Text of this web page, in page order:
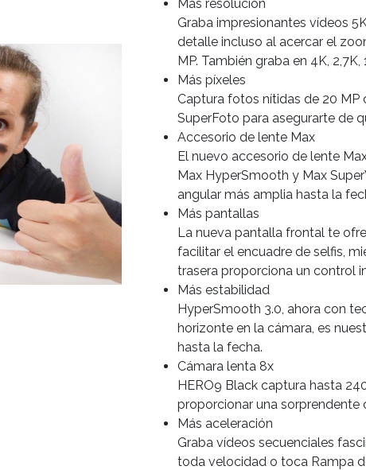
Más resolución
Graba impresionantes vídeos
detalle incluso al acercar el
MP. También graba en 4K,
Más píxeles
Captura fotos nítidas de 20
SuperFoto para asegurarte de
Accesorio de lente Max
El nuevo accesorio de lente
Max HyperSmooth y Max
angular más amplia hasta la
Más pantallas
La nueva pantalla frontal te
facilitar el encuadre de selfis,
trasera proporciona un control
Más estabilidad
HyperSmooth 3.0, ahora con
horizonte en la cámara, es
hasta la fecha.
Cámara lenta 8x
HERO9 Black captura hasta
proporcionar una sorprendente
Más aceleración
Graba vídeos secuenciales
toda velocidad o toca Rampa